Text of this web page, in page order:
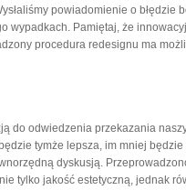
powiadomienie o błędzie
wypadkach. Pamiętaj, że
procedura redesignu ma
do odwiedzenia przekazania
tymże lepsza, im mniej będzie
dyskusją.
tylko jakość estetyczną, jednak